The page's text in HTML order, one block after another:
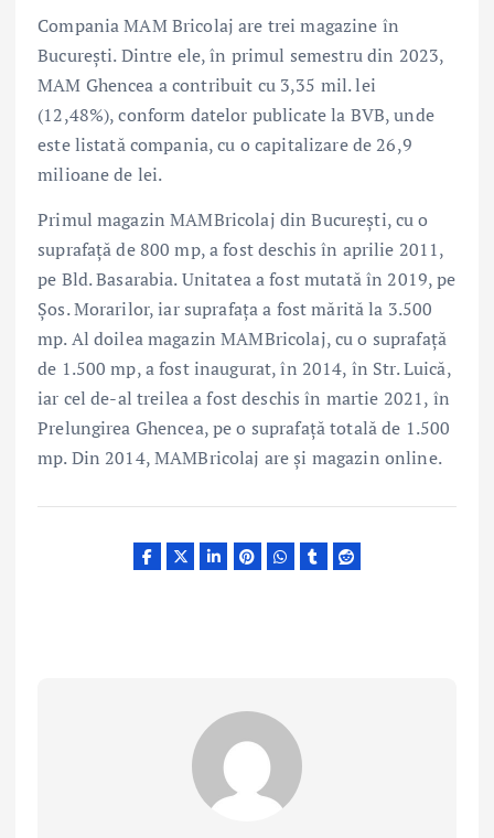
Compania MAM Bricolaj are trei magazine în
Bucureşti. Dintre ele, în primul semestru din 2023,
MAM Ghencea a contribuit cu 3,35 mil. lei
(12,48%), conform datelor publicate la BVB, unde
este listată compania, cu o capitalizare de 26,9
milioane de lei.
Primul magazin MAMBricolaj din București, cu o
suprafață de 800 mp, a fost deschis în aprilie 2011,
pe Bld. Basarabia. Unitatea a fost mutată în 2019, pe
Șos. Morarilor, iar suprafața a fost mărită la 3.500
mp. Al doilea magazin MAMBricolaj, cu o suprafață
de 1.500 mp, a fost inaugurat, în 2014, în Str. Luică,
iar cel de-al treilea a fost deschis în martie 2021, în
Prelungirea Ghencea, pe o suprafață totală de 1.500
mp. Din 2014, MAMBricolaj are și magazin online.